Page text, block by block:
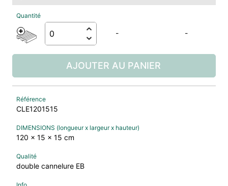
- -
AJOUTER AU PANIER
CLE1201515
120 x 15 x 15 cm
double cannelure EB